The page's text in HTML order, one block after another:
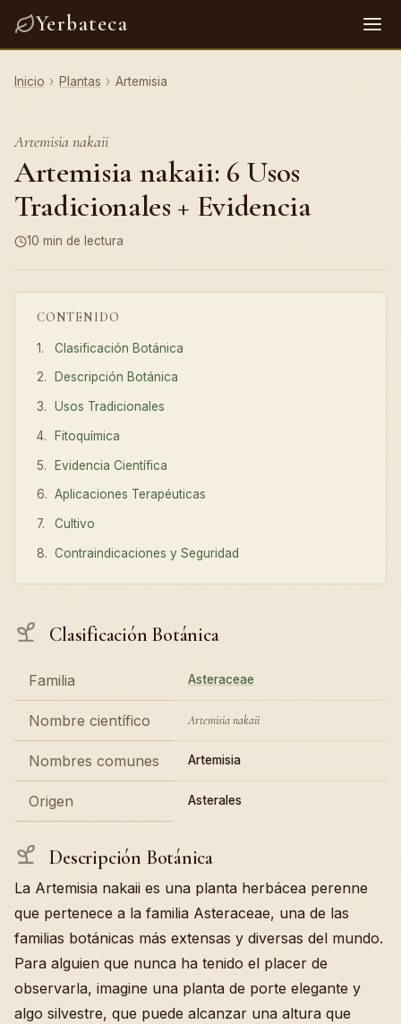
Yerbateca
Inicio › Plantas › Artemisia
Artemisia nakaii
Artemisia nakaii: 6 Usos
Tradicionales + Evidencia
10 min de lectura
CONTENIDO
Clasificación Botánica
Descripción Botánica
Usos Tradicionales
Fitoquímica
Evidencia Científica
Aplicaciones Terapéuticas
Cultivo
Contraindicaciones y Seguridad
Clasificación Botánica
Familia Asteraceae
Nombre científico Artemisia nakaii
Nombres comunes Artemisia
Origen Asterales
Descripción Botánica
La Artemisia nakaii es una planta herbácea perenne
que pertenece a la familia Asteraceae, una de las
familias botánicas más extensas y diversas del mundo.
Para alguien que nunca ha tenido el placer de
observarla, imagine una planta de porte elegante y
algo silvestre, que puede alcanzar una altura que